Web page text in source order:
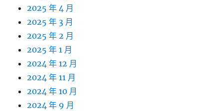
2025 年 4 月
2025 年 3 月
2025 年 2 月
2025 年 1 月
2024 年 12 月
2024 年 11 月
2024 年 10 月
2024 年 9 月